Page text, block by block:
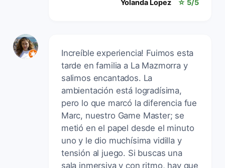
Yolanda Lopez ☆ 5/5
Increíble experiencia! Fuimos esta
tarde en familia a La Mazmorra y
salimos encantados. La
ambientación está logradísima,
pero lo que marcó la diferencia fue
Marc, nuestro Game Master; se
metió en el papel desde el minuto
uno y le dio muchísima vidilla y
tensión al juego. Si buscas una
sala inmersiva y con ritmo, hay que